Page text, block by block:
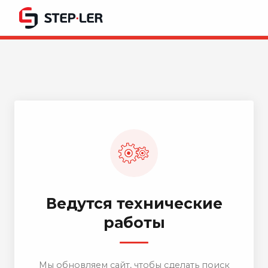
Ведутся технические
работы
Мы обновляем сайт, чтобы сделать поиск